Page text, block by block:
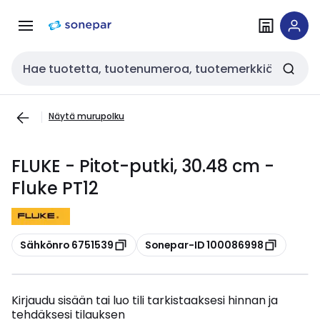
navigointiinsisältöön
Haku
Näytä murupolku
FLUKE - Pitot-putki, 30.48 cm -
Fluke PT12
Kopioi
Sähkönro 6751539 Kopioi
Sonepar-ID 100086998
Kirjaudu sisään tai luo tili tarkistaaksesi hinnan ja
tehdäksesi tilauksen